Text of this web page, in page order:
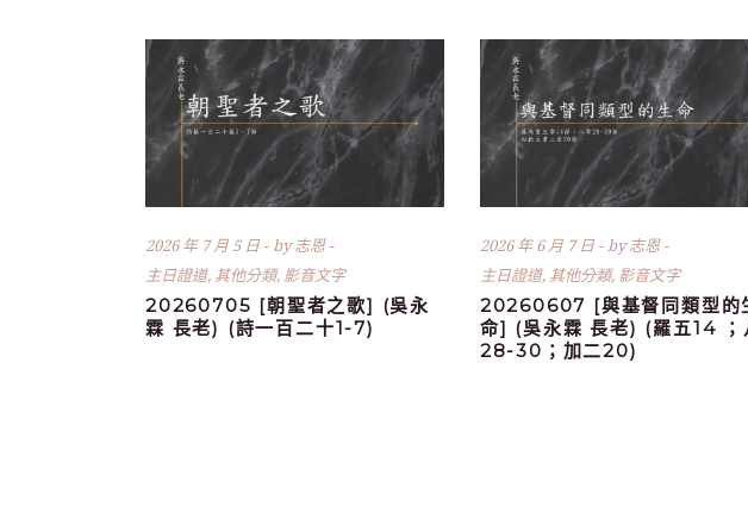
2026 年 7 月 5 日 by志恩
主日證道, 其他分類, 影音文字
20260705 [朝聖者之歌] (吳永
霖 長老) (詩一百二十1-7)
2026 年 6 月 7 日 by志恩
主日證道, 其他分類, 影音文字
20260607 [與基督同類型的
命] (吳永霖 長老) (羅五14 ；
28-30；加二20)